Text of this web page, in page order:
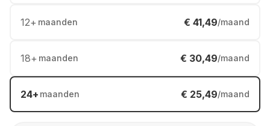
12+ maanden € 41,49/maand
18+ maanden € 30,49/maand
24+ maanden € 25,49/maand